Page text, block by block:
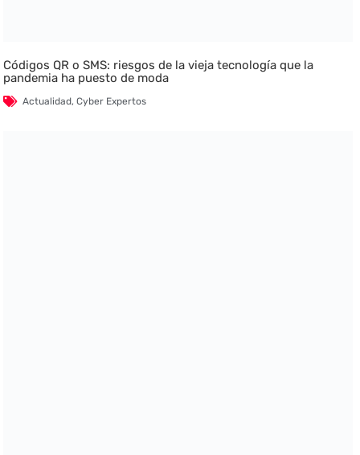
Códigos QR o SMS: riesgos de la vieja tecnología que la
pandemia ha puesto de moda
Actualidad,Cyber Expertos